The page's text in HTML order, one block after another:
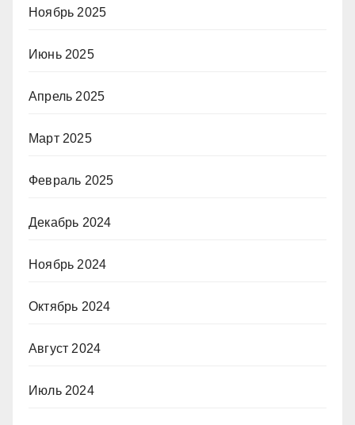
Ноябрь 2025
Июнь 2025
Апрель 2025
Март 2025
Февраль 2025
Декабрь 2024
Ноябрь 2024
Октябрь 2024
Август 2024
Июль 2024